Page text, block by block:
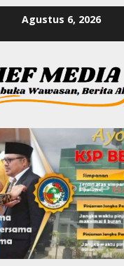
Agustus 6, 2026